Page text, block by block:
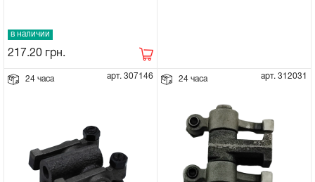
в наличии
217.20 грн.
24 часа арт. 307146 24 часа арт. 312031